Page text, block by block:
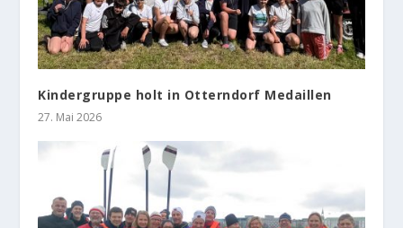
Kindergruppe holt in Otterndorf Medaillen
27. Mai 2026